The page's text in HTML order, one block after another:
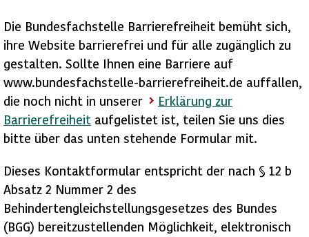
Die Bundesfachstelle Barrierefreiheit bemüht sich,
ihre Website barrierefrei und für alle zugänglich zu
gestalten. Sollte Ihnen eine Barriere auf
www.bundesfachstelle-barrierefreiheit.de auffallen,
die noch nicht in unserer
Erklärung zur
Barrierefreiheit aufgelistet ist, teilen Sie uns dies
bitte über das unten stehende Formular mit.
Dieses Kontaktformular entspricht der nach § 12 b
Absatz 2 Nummer 2 des
Behindertengleichstellungsgesetzes des Bundes
(BGG) bereitzustellenden Möglichkeit, elektronisch